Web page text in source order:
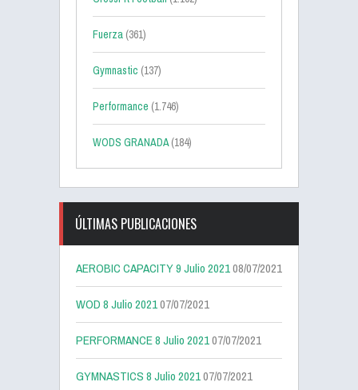
Fuerza (361)
Gymnastic (137)
Performance (1.746)
WODS GRANADA(184)
ÚLTIMAS PUBLICACIONES
AEROBIC CAPACITY 9 Julio 202108/07/2021
WOD 8 Julio 202107/07/2021
PERFORMANCE 8 Julio 202107/07/2021
GYMNASTICS 8 Julio 202107/07/2021